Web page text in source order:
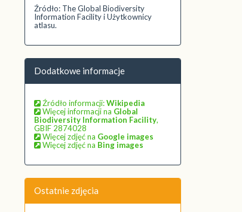
Źródło: The Global Biodiversity
Information Facility i Użytkownicy
atlasu.
Dodatkowe informacje
Źródło informacji:Wikipedia
Więcej informacji na Global
Biodiversity Information Facility,
GBIF 2874028
Więcej zdjęć na Google images
Więcej zdjęć na Bing images
Ostatnie zdjęcia